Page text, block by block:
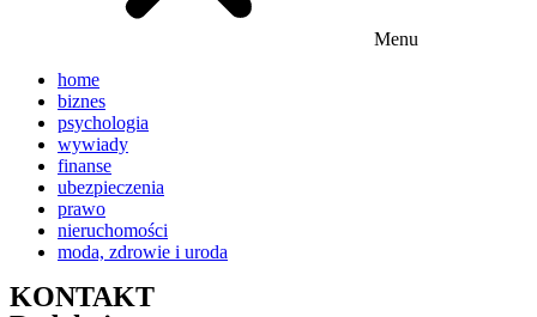
Menu
home
biznes
psychologia
wywiady
finanse
ubezpieczenia
prawo
nieruchomości
moda, zdrowie i uroda
KONTAKT